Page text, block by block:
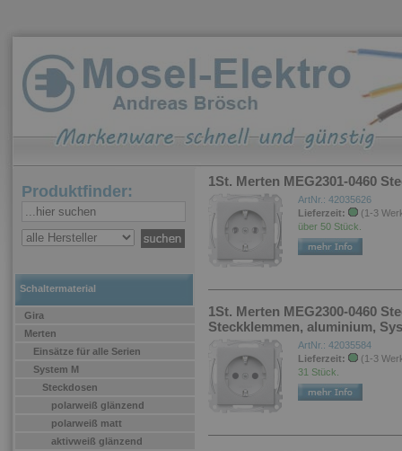
Produktfinder:
Schaltermaterial
Gira
Merten
Einsätze für alle Serien
System M
Steckdosen
polarweiß glänzend
polarweiß matt
aktivweiß glänzend
1St. Merten MEG2301-0460
ArtNr.: 42035626
Lieferzeit:
(1-3
über 50 Stück.
1St. Merten MEG2300-0460
Steckklemmen, aluminium,
ArtNr.: 42035584
Lieferzeit:
(1-3
31 Stück.